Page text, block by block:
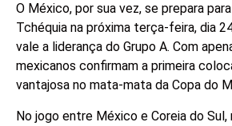
O México, por sua vez, se prepara
Tchéquia na próxima terça-feira, dia
vale a liderança do Grupo A. Com
mexicanos confirmam a primeira
vantajosa no mata-mata da Copa do
No jogo entre México e Coreia do Sul,